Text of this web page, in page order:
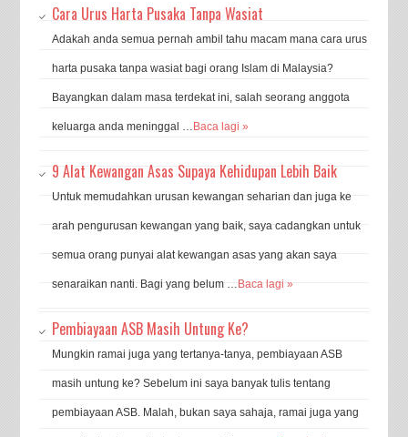
Cara Urus Harta Pusaka Tanpa Wasiat
Adakah anda semua pernah ambil tahu macam mana cara urus
harta pusaka tanpa wasiat bagi orang Islam di Malaysia?
Bayangkan dalam masa terdekat ini, salah seorang anggota
keluarga anda meninggal …Baca lagi »
9 Alat Kewangan Asas Supaya Kehidupan Lebih Baik
Untuk memudahkan urusan kewangan seharian dan juga ke
arah pengurusan kewangan yang baik, saya cadangkan untuk
semua orang punyai alat kewangan asas yang akan saya
senaraikan nanti. Bagi yang belum …Baca lagi »
Pembiayaan ASB Masih Untung Ke?
Mungkin ramai juga yang tertanya-tanya, pembiayaan ASB
masih untung ke? Sebelum ini saya banyak tulis tentang
pembiayaan ASB. Malah, bukan saya sahaja, ramai juga yang